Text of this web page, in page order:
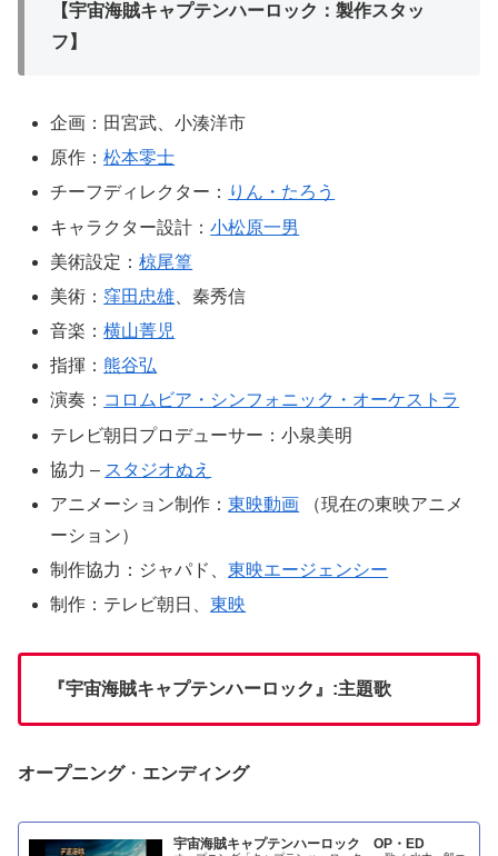
【宇宙海賊キャプテンハーロック：製作スタッ
フ】
企画：田宮武、小湊洋市
原作：松本零士
チーフディレクター： りん・たろう
キャラクター設計：小松原一男
美術設定：椋尾篁
美術： 窪田忠雄 、秦秀信
音楽：横山菁児
指揮：熊谷弘
演奏： コロムビア・シンフォニック・オーケストラ
テレビ朝日プロデューサー：小泉美明
協力 – スタジオぬえ
アニメーション制作：東映動画 （現在の東映アニメ
ーション）
制作協力：ジャパド、東映エージェンシー
制作：テレビ朝日、東映
『宇宙海賊キャプテンハーロック』:主題歌
オープニング・ エンディング
宇宙海賊キャプテンハーロック OP・ED